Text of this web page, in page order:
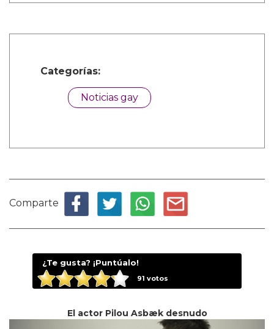
Categorías:
Noticias gay
Comparte
¿Te gusta? ¡Puntúalo!
91 votos
El actor Pilou Asbæk desnudo